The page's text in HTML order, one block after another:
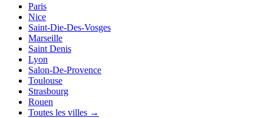
Paris
Nice
Saint-Die-Des-Vosges
Marseille
Saint Denis
Lyon
Salon-De-Provence
Toulouse
Strasbourg
Rouen
Toutes les villes →